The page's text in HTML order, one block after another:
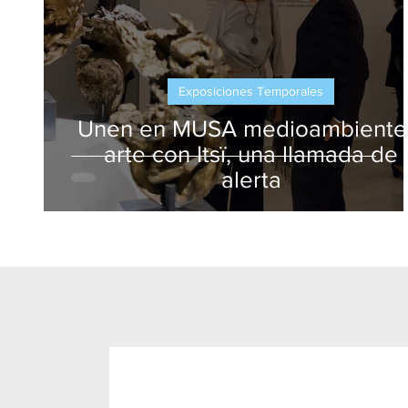
Unen en MUSA
arte con Itsï, una llamada de
alerta
Exposiciones Temporales